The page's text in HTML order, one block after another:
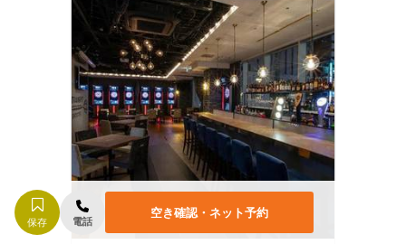
保存 電話
空き確認・ネット予約